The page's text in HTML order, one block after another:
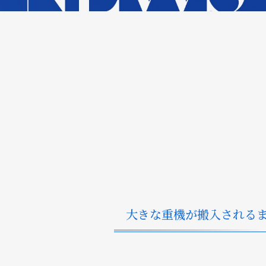
大きな重機が搬入される